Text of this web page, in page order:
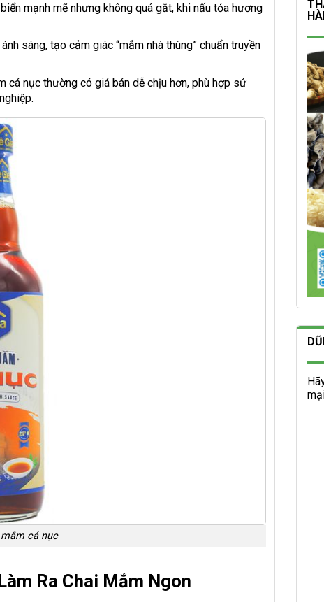
mạnh mẽ nhưng không quá gắt, khi nấu tỏa hương
sáng, tạo cảm giác “mắm nhà thùng” chuẩn truyền
nục thường có giá bán dễ chịu hơn, phù hợp sử
cá nục
Ra Chai Mắm Ngon